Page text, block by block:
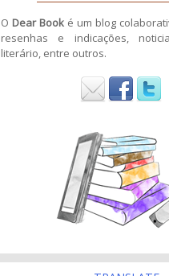
O Dear Book é um blog
resenhas e indicações,
literário, entre outros.